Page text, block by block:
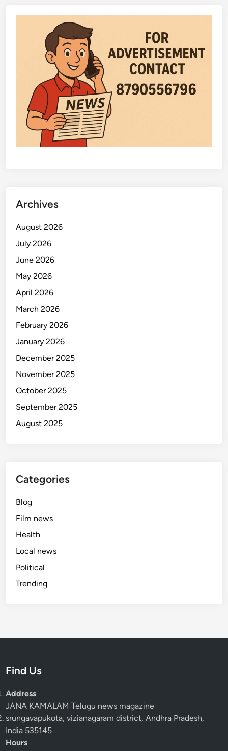
Archives
August 2026
July 2026
June 2026
May 2026
April 2026
March 2026
February 2026
January 2026
December 2025
November 2025
October 2025
September 2025
August 2025
Categories
Blog
Film news
Health
Local news
Political
Trending
Find Us
Address
JANA KAMALAM Telugu news magazine
srungavapukota, vizianagaram district, Andhra Pradesh,
India 535145
Hours